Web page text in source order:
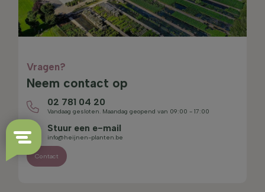
Vragen?
Neem contact op
02 781 04 20
Vandaag gesloten. Maandag geopend van 09:00 - 17:00
Stuur een e-mail
info@heijnen-planten.be
Contact